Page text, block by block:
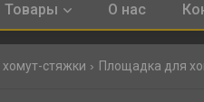
Товары О нас
стяжки Площадка для